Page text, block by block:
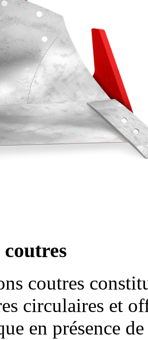
coutres
circulaires et
en présence